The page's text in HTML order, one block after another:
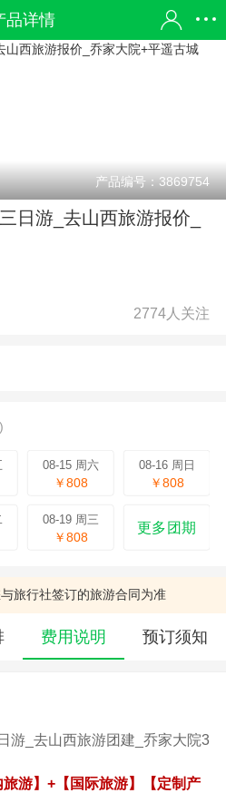
品详情
产品编号：3869754
日游_去山西旅游报价_
2774人关注
08-15 周六
￥808
08-16 周日
￥808
08-19 周三
￥808
更多团期
旅行社签订的旅游合同为准
费用说明 预订须知
游_去山西旅游团建_乔家大院3
旅游】+【国际旅游】【定制产